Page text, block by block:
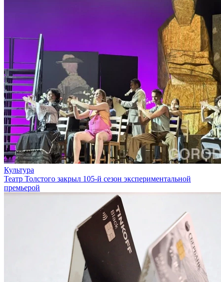
Культура
Театр Толстого закрыл 105-й сезон экспериментальной
премьерой